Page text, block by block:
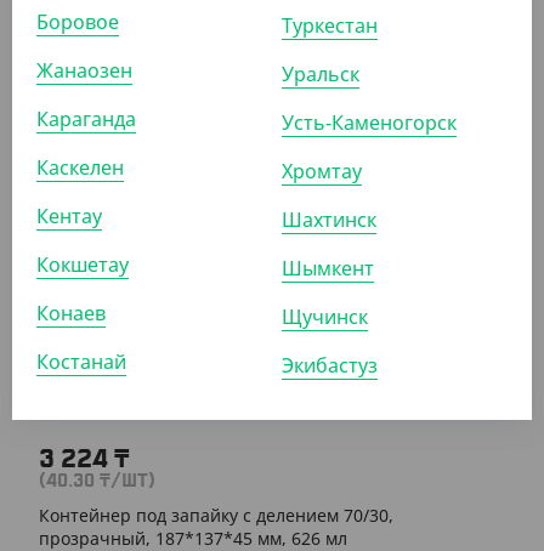
16 963.20
Контейнер под запайку с делением 50/50, черный,
187*137*37 мм, 600 мл
КОР (456)
АРТ. 2503206
3 224 ₸
(40.30 ₸/ШТ)
Контейнер под запайку с делением 70/30,
прозрачный, 187*137*45 мм, 626 мл
Боровое
Жанаозен
Караганда
Каскелен
Кентау
Кокшетау
Конаев
Костанай
Туркестан
Уральск
Усть-Каменогорск
Хромтау
Шахтинск
Шымкент
Щучинск
Экибастуз